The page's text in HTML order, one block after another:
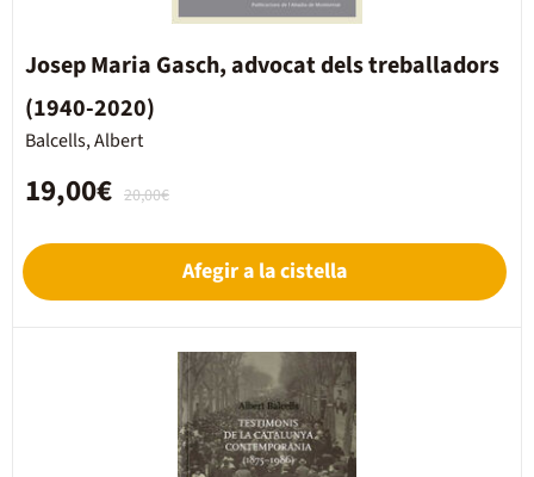
Josep Maria Gasch, advocat dels treballadors
(1940-2020)
Balcells, Albert
20,00€
19,00€
Afegir a la cistella